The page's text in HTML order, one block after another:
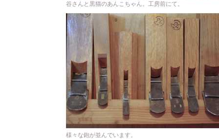
谷さんと黒猫のあんこちゃん。工房前にて。
様々な鉋が並んでいます。